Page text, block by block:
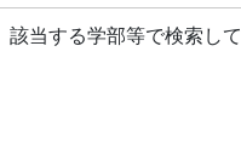
当する学部等で検索して